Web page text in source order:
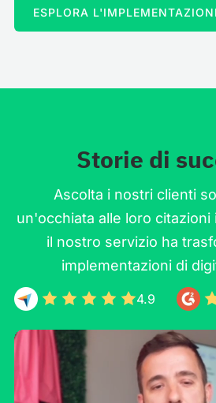
ESPLORA
Storie di
Ascolta i nostri clienti
un'occhiata alle loro
il nostro servizio ha
implementazioni di
4.9